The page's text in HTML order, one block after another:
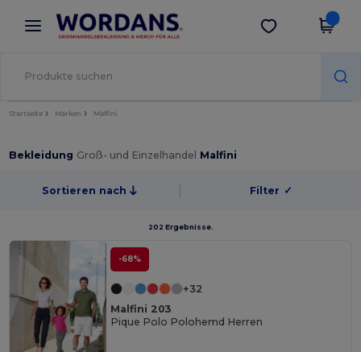
× Wordans App
Bessere Preise in der App!
App holen
Startseite Marken Malfini
Bekleidung Groß- und Einzelhandel Malfini
Sortieren nach Filter ✓
202 Ergebnisse.
-68%
+32
Malfini 203
Pique Polo Polohemd Herren